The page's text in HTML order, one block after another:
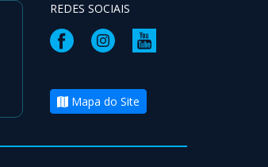
REDES SOCIAIS
Mapa do Site